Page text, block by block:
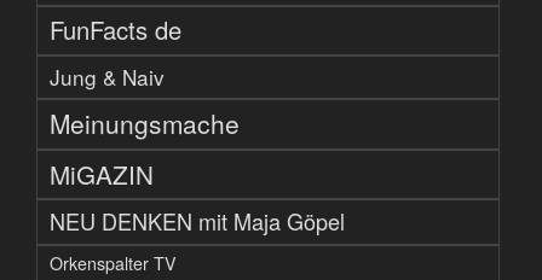
FunFacts de
Jung & Naiv
Meinungsmache
MiGAZIN
NEU DENKEN mit Maja Göpel
Orkenspalter TV